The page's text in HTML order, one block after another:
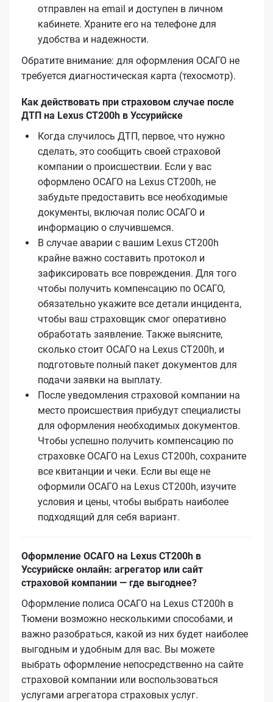
отправлен на email и доступен в личном
кабинете. Храните его на телефоне для
удобства и надежности.
Обратите внимание: для оформления ОСАГО не
требуется диагностическая карта (техосмотр).
Как действовать при страховом случае после
ДТП на Lexus CT200h в Уссурийске
Когда случилось ДТП, первое, что нужно
сделать, это сообщить своей страховой
компании о происшествии. Если у вас
оформлено ОСАГО на Lexus CT200h, не
забудьте предоставить все необходимые
документы, включая полис ОСАГО и
информацию о случившемся.
В случае аварии с вашим Lexus CT200h
крайне важно составить протокол и
зафиксировать все повреждения. Для того
чтобы получить компенсацию по ОСАГО,
обязательно укажите все детали инцидента,
чтобы ваш страховщик смог оперативно
обработать заявление. Также выясните,
сколько стоит ОСАГО на Lexus CT200h, и
подготовьте полный пакет документов для
подачи заявки на выплату.
После уведомления страховой компании на
место происшествия прибудут специалисты
для оформления необходимых документов.
Чтобы успешно получить компенсацию по
страховке ОСАГО на Lexus CT200h, сохраните
все квитанции и чеки. Если вы еще не
оформили ОСАГО на Lexus CT200h, изучите
условия и цены, чтобы выбрать наиболее
подходящий для себя вариант.
Оформление ОСАГО на Lexus CT200h в
Уссурийске онлайн: агрегатор или сайт
страховой компании — где выгоднее?
Оформление полиса ОСАГО на Lexus CT200h в
Тюмени возможно несколькими способами, и
важно разобраться, какой из них будет наиболее
выгодным и удобным для вас. Вы можете
выбрать оформление непосредственно на сайте
страховой компании или воспользоваться
услугами агрегатора страховых услуг.